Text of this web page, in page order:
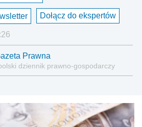
Dołącz do ekspertów
Prawna
dziennik prawno-gospodarczy